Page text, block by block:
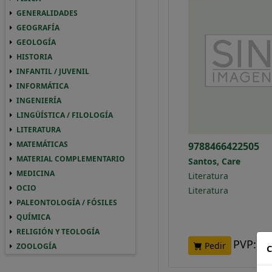
GENERALIDADES
GEOGRAFÍA
GEOLOGÍA
HISTORIA
INFANTIL / JUVENIL INFANTIL / JUVENIL INFANTIL / JUVENIL
INFORMÁTICA INFORMATICA INFORMÁTICA
INGENIERÍA
LINGÜÍSTICA / FILOLOGÍA
LITERATURA
MATEMÁTICAS MATEMATICAS MATEMÁTICAS
MATERIAL COMPLEMENTARIO MATERIAL COMPLEMENTARIO MATERIAL
MEDICINA MEDICINA MEDICINA
OCIO
PALEONTOLOGÍA / FÓSILES
QUÍMICA
RELIGIÓN Y TEOLOGÍA RELIGION Y TEOLOGIA RELIGIÓN Y
ZOOLOGÍA ZOOLOGIA ZOOLOGÍA
9788466422505
Santos, Care
Literatura
Literatura
Pedir PVP: